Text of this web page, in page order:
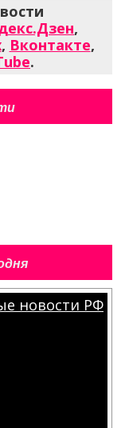
,
, Вконтакте,
.
новости РФ